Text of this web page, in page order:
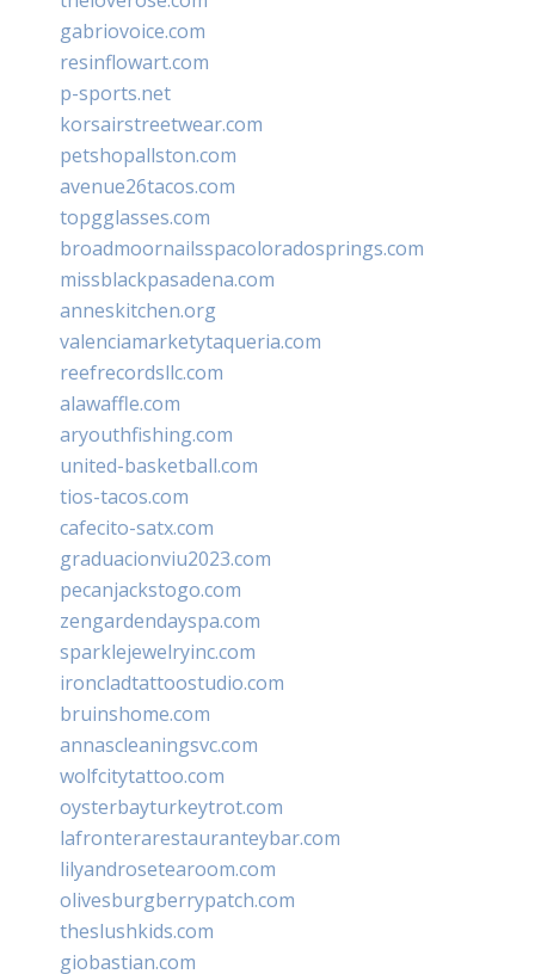
gabriovoice.com
resinflowart.com
p-sports.net
korsairstreetwear.com
petshopallston.com
avenue26tacos.com
topgglasses.com
broadmoornailsspacoloradosprings.com
missblackpasadena.com
anneskitchen.org
valenciamarketytaqueria.com
reefrecordsllc.com
alawaffle.com
aryouthfishing.com
united-basketball.com
tios-tacos.com
cafecito-satx.com
graduacionviu2023.com
pecanjackstogo.com
zengardendayspa.com
sparklejewelryinc.com
ironcladtattoostudio.com
bruinshome.com
annascleaningsvc.com
wolfcitytattoo.com
oysterbayturkeytrot.com
lafronterarestauranteybar.com
lilyandrosetearoom.com
olivesburgberrypatch.com
theslushkids.com
giobastian.com